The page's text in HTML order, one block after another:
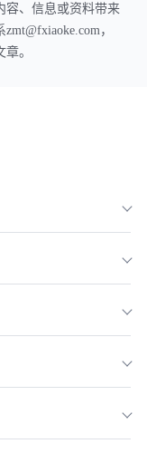
容、信息或资料带来
，
。